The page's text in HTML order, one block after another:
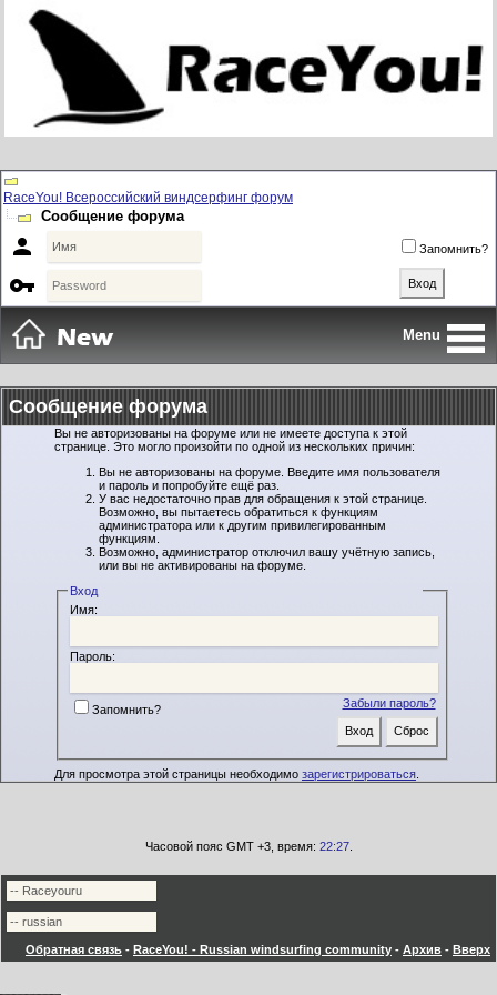
RaceYou! Всероссийский виндсерфинг форум
Сообщение форума
 Запомнить?

Menu
Сообщение форума
Вы не авторизованы на форуме или не имеете доступа к этой
странице. Это могло произойти по одной из нескольких причин:
Вы не авторизованы на форуме. Введите имя пользователя
и пароль и попробуйте ещё раз.
У вас недостаточно прав для обращения к этой странице.
Возможно, вы пытаетесь обратиться к функциям
администратора или к другим привилегированным
функциям.
Возможно, администратор отключил вашу учётную запись,
или вы не активированы на форуме.
Вход
Имя:
Пароль:
Забыли пароль?
Запомнить?
Для просмотра этой страницы необходимо зарегистрироваться
Часовой пояс GMT +3, время: 22:27.
Обратная связь - RaceYou! - Russian windsurfing community - Архив - Вверх